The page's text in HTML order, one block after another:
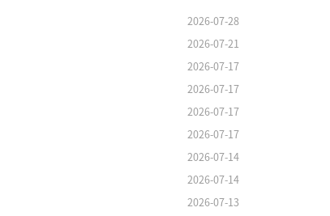
2026-07-28
2026-07-21
2026-07-17
2026-07-17
2026-07-17
2026-07-17
2026-07-14
2026-07-14
2026-07-13